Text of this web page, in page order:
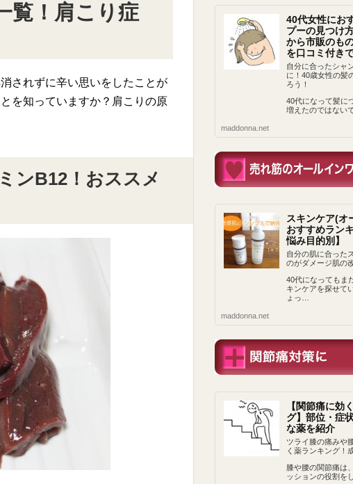
覧！肩こり症
されずに辛い思いをしたことが
を知っていますか？肩こりの原
ンB12！おススメ
40代女性にお
プーの見つけ
から市販のも
を口コミ付き
自分に合ったシャ
に！40歳女性の髪
ろう！
40代になって髪に
増えたのではない
maddonna.net
スキンケア(オ
おすすめラン
悩み目的別】
自分の肌に合った
のがダメージ肌の
40代になってもま
キンケアを探せて
ょっ…
maddonna.net
【関節痛に効
グ】部位・症
な薬を紹介
ツライ膝の痛みや
く薬ランキング！
膝や腰の関節痛は
ッションの役割を